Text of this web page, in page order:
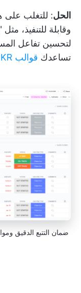
الحل: للتغلب على
وقابلة للتنفيذ،
تساعدك قوالب OKR
ضمان التتبع الدقيق